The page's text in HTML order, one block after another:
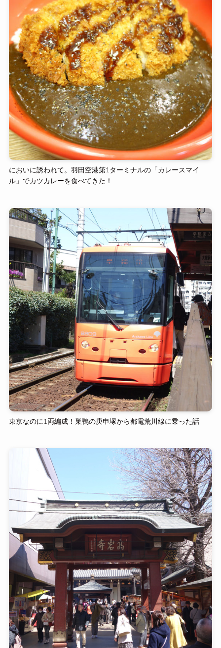
においに誘われて。羽田空港第1ターミナルの「カレースマイ
ル」でカツカレーを食べてきた！
東京なのに1両編成！巣鴨の庚申塚から都電荒川線に乗った話